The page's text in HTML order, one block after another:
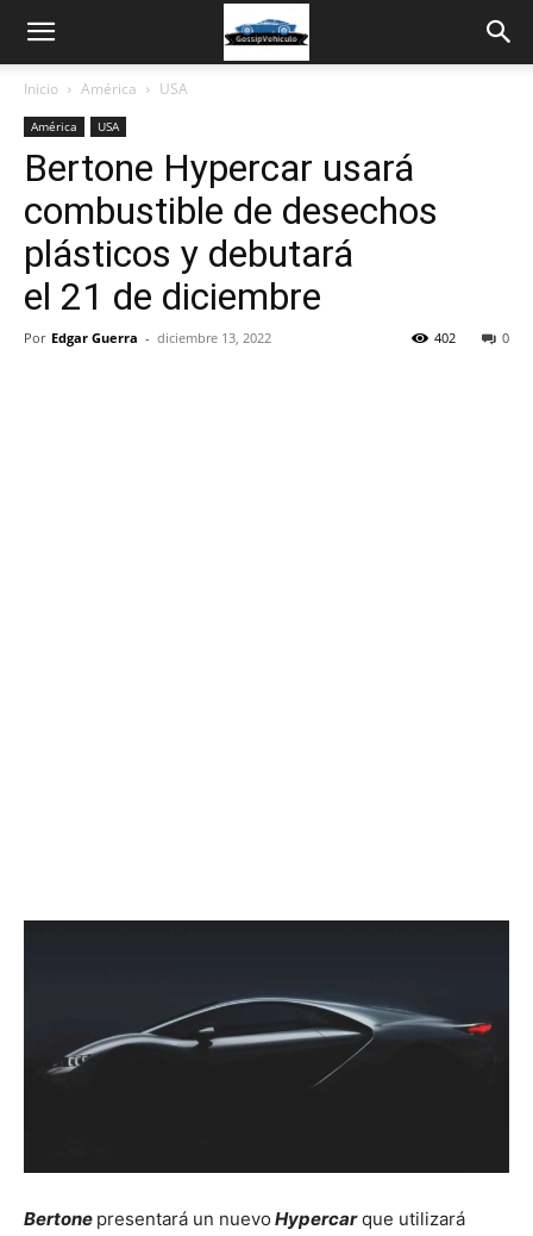
Inicio América USA
América USA
Bertone Hypercar usará
combustible de desechos
plásticos y debutará
el 21 de diciembre
Por Edgar Guerra - diciembre 13, 2022 0
402
Bertone presentará un nuevo Hypercarque utilizará